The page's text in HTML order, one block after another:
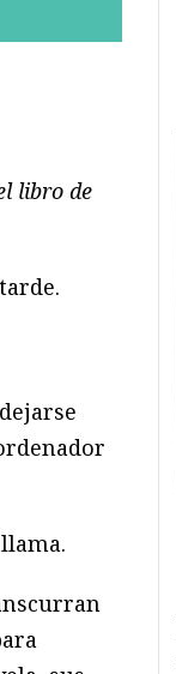
libro de